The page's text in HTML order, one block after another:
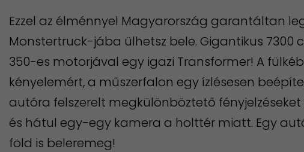
Ezzel az élménnyel Magyarország garantáltan
Monstertruck-jába ülhetsz bele. Gigantikus 7300
350-es motorjával egy igazi Transformer! A
kényelemért, a műszerfalon egy ízlésesen
autóra felszerelt megkülönböztető
és hátul egy-egy kamera a holttér miatt. Egy
föld is beleremeg!